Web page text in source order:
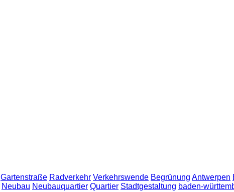
Gartenstraße Radverkehr Verkehrswende Begrünung Antwerpen
Neubau Neubauquartier Quartier Stadtgestaltung baden-